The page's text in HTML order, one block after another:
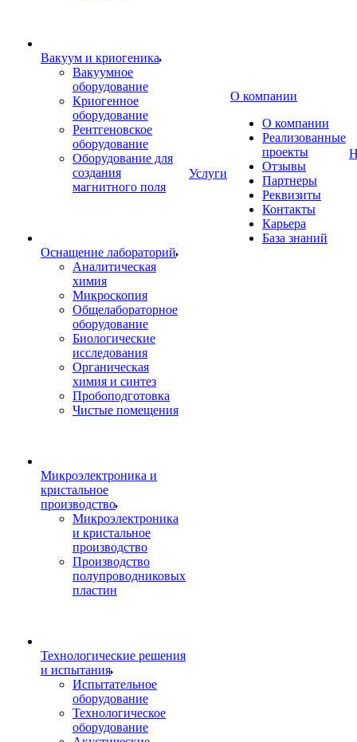
Вакуум и криогеника
Вакуумное
оборудование
Криогенное
оборудование
Рентгеновское
оборудование
Оборудование для
создания
магнитного поля
Оснащение лабораторий
Аналитическая
химия
Микроскопия
Общелабораторное
оборудование
Биологические
исследования
Органическая
химия и синтез
Пробоподготовка
Чистые помещения
Микроэлектроника и
кристальное
производство
Микроэлектроника
и кристальное
производство
Производство
полупроводниковых
пластин
Технологические решения
и испытания
Испытательное
оборудование
Технологическое
оборудование
Услуги
О компании
О компании
Реализованные
проекты
Отзывы
Партнеры
Реквизиты
Контакты
Карьера
База знаний